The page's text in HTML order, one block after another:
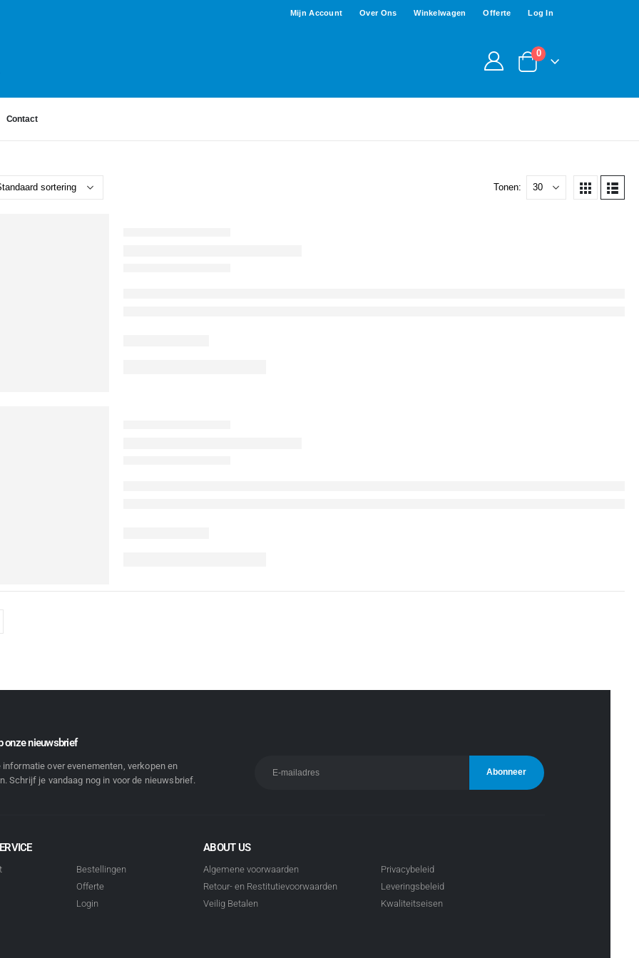
Mijn Account Over Ons Winkelwagen Offerte Log In
0
Contact
Tonen:
onze nieuwsbrief
informatie over evenementen, verkopen en
Schrijf je vandaag nog in voor de nieuwsbrief.
Bestellingen
Offerte
Login
ABOUT US
Algemene voorwaarden
Retour- en Restitutievoorwaarden
Veilig Betalen
Privacybeleid
Leveringsbeleid
Kwaliteitseisen